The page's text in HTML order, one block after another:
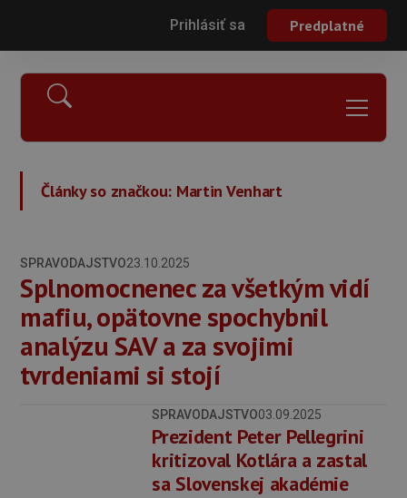
Prihlásiť sa Predplatné
Články so značkou: Martin Venhart
SPRAVODAJSTVO23.10.2025
Splnomocnenec za všetkým vidí
mafiu, opätovne spochybnil
analýzu SAV a za svojimi
tvrdeniami si stojí
SPRAVODAJSTVO03.09.2025
Prezident Peter Pellegrini
kritizoval Kotlára a zastal
sa Slovenskej akadémie